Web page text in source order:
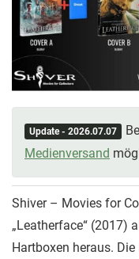
Update - 2026.07.07
Medienversand
Shiver – Movies for
„Leatherface“ (2017)
Hartboxen heraus.